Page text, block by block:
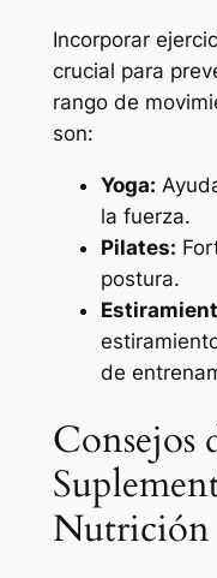
Incorporar
crucial para
rango de
son:
Yoga:
la fuerza.
Pilates:
postura.
de
Consejos
Nutrición